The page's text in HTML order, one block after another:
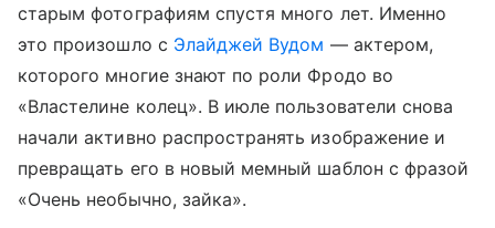
старым фотографиям спустя много лет. Именно
это произошло с Элайджей Вудом — актером,
которого многие знают по роли Фродо во
«Властелине колец». В июле пользователи снова
начали активно распространять изображение и
превращать его в новый мемный шаблон с фразой
«Очень необычно, зайка».